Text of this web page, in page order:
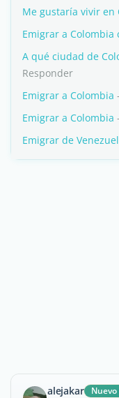
Me gustaría vivir en
Emigrar a Colombia
A qué ciudad de
Responder
Emigrar a Colombia
Emigrar a Colombia
Emigrar de
alejakar